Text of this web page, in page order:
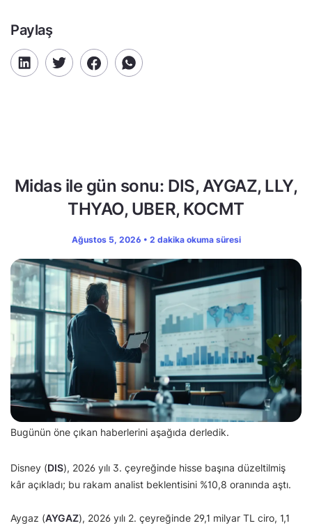
Paylaş
Midas ile gün sonu: DIS, AYGAZ, LLY,
THYAO, UBER, KOCMT
Ağustos 5, 2026 • 2 dakika okuma süresi
Bugünün öne çıkan haberlerini aşağıda derledik.
Disney (DIS), 2026 yılı 3. çeyreğinde hisse başına düzeltilmiş
kâr açıkladı; bu rakam analist beklentisini %10,8 oranında aştı.
Aygaz (AYGAZ), 2026 yılı 2. çeyreğinde 29,1 milyar TL ciro, 1,1